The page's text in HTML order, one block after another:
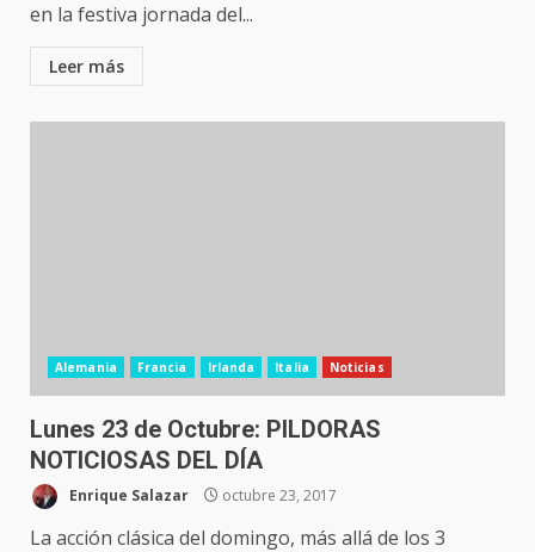
en la festiva jornada del...
Leer más
Alemania Francia Irlanda Italia Noticias
Lunes 23 de Octubre: PILDORAS
NOTICIOSAS DEL DÍA
Enrique Salazar octubre 23, 2017
La acción clásica del domingo, más allá de los 3